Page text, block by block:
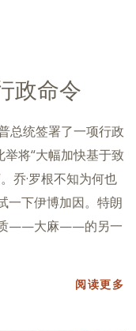
政命令
总统签署了一项行政
举将“大幅加快基于致
乔·罗根不知为何也
一下伊博加因。特朗
质——大麻——的另一
阅读更多